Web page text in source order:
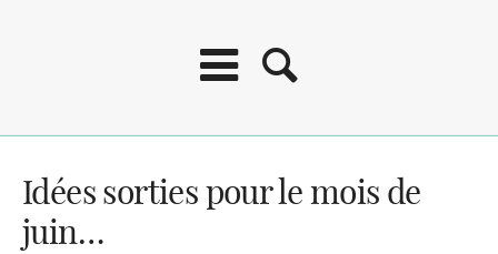
Idées sorties pour le mois de
juin…